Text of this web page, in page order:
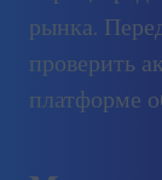
рынка.
проверить
платформе